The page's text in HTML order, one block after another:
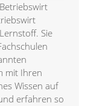
Sie
mit Ihren
Wissen auf
erfahren so